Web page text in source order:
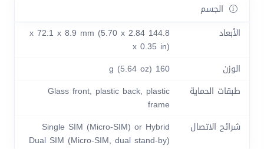
الجسم
الأبعاد
144.8 x 72.1 x 8.9 mm (5.70 x 2.84
x 0.35 in)
الوزن
160 g (5.64 oz)
طبقات الحماية
Glass front, plastic back, plastic
frame
شرائح الاتصال
Single SIM (Micro-SIM) or Hybrid
Dual SIM (Micro-SIM, dual stand-by)